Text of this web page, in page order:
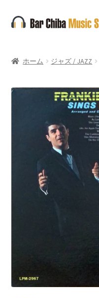
ナ
ビ
ー
ン
コ
ン
ン
ス
ホーム ジャズ / JAZZ